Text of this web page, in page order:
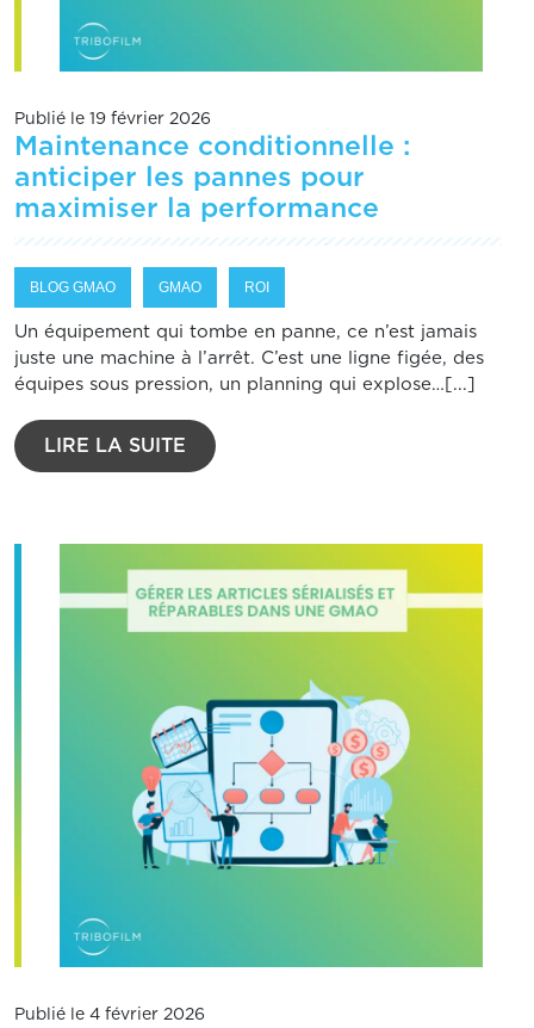
Publié le 19 février 2026
Maintenance conditionnelle :
anticiper les pannes pour
maximiser la performance
BLOG GMAO GMAO ROI
Un équipement qui tombe en panne, ce n’est jamais
juste une machine à l’arrêt. C’est une ligne figée, des
équipes sous pression, un planning qui explose…[...]
LIRE LA SUITE
Publié le 4 février 2026